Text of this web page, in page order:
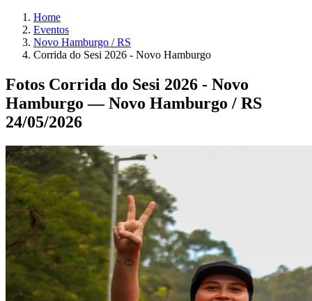
Home
Eventos
Novo Hamburgo / RS
Corrida do Sesi 2026 - Novo Hamburgo
Fotos Corrida do Sesi 2026 - Novo
Hamburgo — Novo Hamburgo / RS
24/05/2026